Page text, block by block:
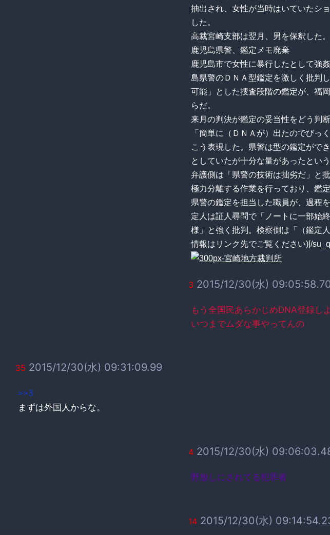
抽出され、女性が当時はいていたシ
した。
高裁宮崎支部は翌月、男を保釈した
鹿児島県警、鑑定メモ廃棄
鹿児島市で女性に暴行したとして強
島県警のＤＮＡ型鑑定を激しく批判
可能」とした捜査段階の鑑定が、福
らだ。
来月の判決が鑑定の妥当性をどう判
「簡単に（ＤＮＡが）出たのでびっ
こう表現した。県警は型の鑑定がで
としていたが十分な量があったという
弁護側は「県警の技術は拙劣だ」と
極力分離する作業を行っており、鑑
県警の鑑定を担当した職員が、過程
定人は証人尋問で「ノートに一部始
様」と強く批判。検察側は「（鑑定
情報はリンク先でご覧ください)[/
3 2015/12/30(水)
もう全国民あらかじめDNA登録し
いつまでムダな事やってんの
35 2015/12/30(水) 09:31:09.99
>>3
まずは外国人からな。
4 2015/12/30(水)
野放しにされてる犯罪者
14 2015/12/30(水)